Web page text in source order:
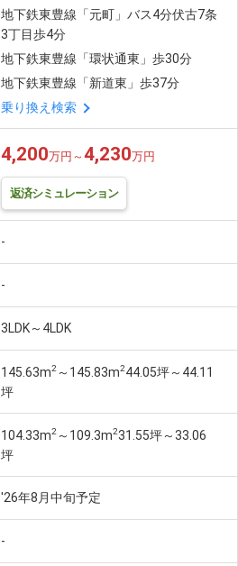
地下鉄東豊線「元町」バス4分伏古7条
3丁目歩4分
地下鉄東豊線「環状通東」歩30分
地下鉄東豊線「新道東」歩37分
乗り換え検索
4,200万円～ 4,230万円
返済シミュレーション
-
-
3LDK～4LDK
145.63m2 ～145.83m244.05坪～44.11
坪
104.33m2 ～109.3m231.55坪～33.06
坪
'26年8月中旬予定
-